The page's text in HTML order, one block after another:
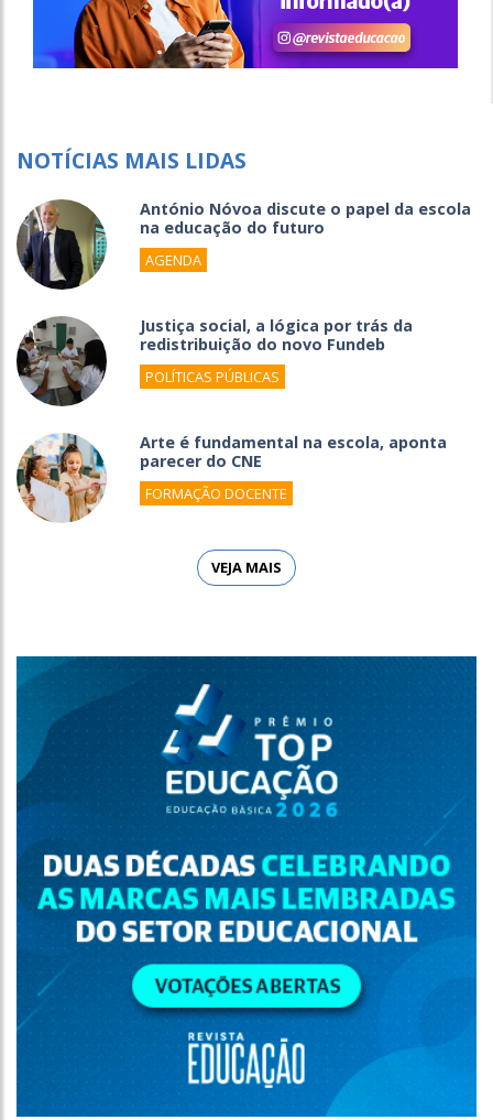
NOTÍCIAS MAIS LIDAS
António Nóvoa discute o papel da escola
na educação do futuro
AGENDA
Justiça social, a lógica por trás da
redistribuição do novo Fundeb
POLÍTICAS PÚBLICAS
Arte é fundamental na escola, aponta
parecer do CNE
FORMAÇÃO DOCENTE
VEJA MAIS